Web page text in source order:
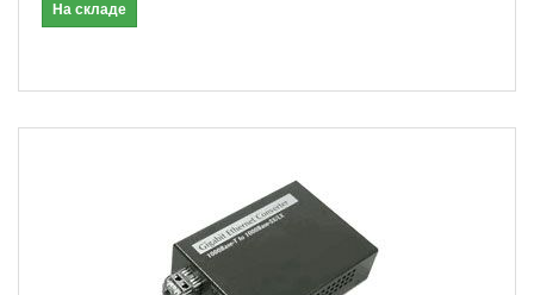
На складе